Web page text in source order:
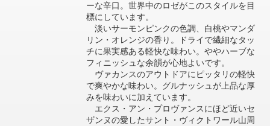
ーな辛口。世界中のロゼがこのスタイルを目
標にしています。
淡いサーモンピンクの色調、白桃やマンダ
リン・オレンジの香り。ドライで繊細なタッ
チに果実感ある軽快な味わい。ややハーブな
フィニッシュな余韻が心地よいです。
ヴァカンスのアウトドアにピッタリの軽快
で爽やかな味わい。グルナッシュが上品な厚
みを味わいに加えています。
エクス・アン・プロヴァンスにほど近いセ
ザンヌの愛したサント・ヴィクトワール山周